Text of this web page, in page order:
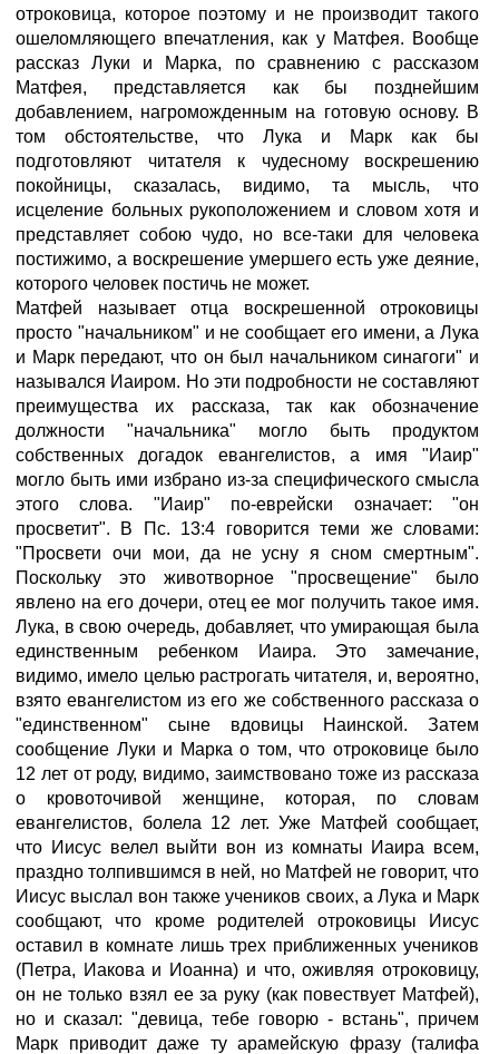
отроковица, которое поэтому и не производит такого
ошеломляющего впечатления, как у Матфея. Вообще
рассказ Луки и Марка, по сравнению с рассказом
Матфея, представляется как бы позднейшим
добавлением, нагроможденным на готовую основу. В
том обстоятельстве, что Лука и Марк как бы
подготовляют читателя к чудесному воскрешению
покойницы, сказалась, видимо, та мысль, что
исцеление больных рукоположением и словом хотя и
представляет собою чудо, но все-таки для человека
постижимо, а воскрешение умершего есть уже деяние,
которого человек постичь не может.
Матфей называет отца воскрешенной отроковицы
просто "начальником" и не сообщает его имени, а Лука
и Марк передают, что он был начальником синагоги" и
назывался Иаиром. Но эти подробности не составляют
преимущества их рассказа, так как обозначение
должности "начальника" могло быть продуктом
собственных догадок евангелистов, а имя "Иаир"
могло быть ими избрано из-за специфического смысла
этого слова. "Иаир" по-еврейски означает: "он
просветит". В Пс. 13:4 говорится теми же словами:
"Просвети очи мои, да не усну я сном смертным".
Поскольку это животворное "просвещение" было
явлено на его дочери, отец ее мог получить такое имя.
Лука, в свою очередь, добавляет, что умирающая была
единственным ребенком Иаира. Это замечание,
видимо, имело целью растрогать читателя, и, вероятно,
взято евангелистом из его же собственного рассказа о
"единственном" сыне вдовицы Наинской. Затем
сообщение Луки и Марка о том, что отроковице было
12 лет от роду, видимо, заимствовано тоже из рассказа
о кровоточивой женщине, которая, по словам
евангелистов, болела 12 лет. Уже Матфей сообщает,
что Иисус велел выйти вон из комнаты Иаира всем,
праздно толпившимся в ней, но Матфей не говорит, что
Иисус выслал вон также учеников своих, а Лука и Марк
сообщают, что кроме родителей отроковицы Иисус
оставил в комнате лишь трех приближенных учеников
(Петра, Иакова и Иоанна) и что, оживляя отроковицу,
он не только взял ее за руку (как повествует Матфей),
но и сказал: "девица, тебе говорю - встань", причем
Марк приводит даже ту арамейскую фразу (талифа